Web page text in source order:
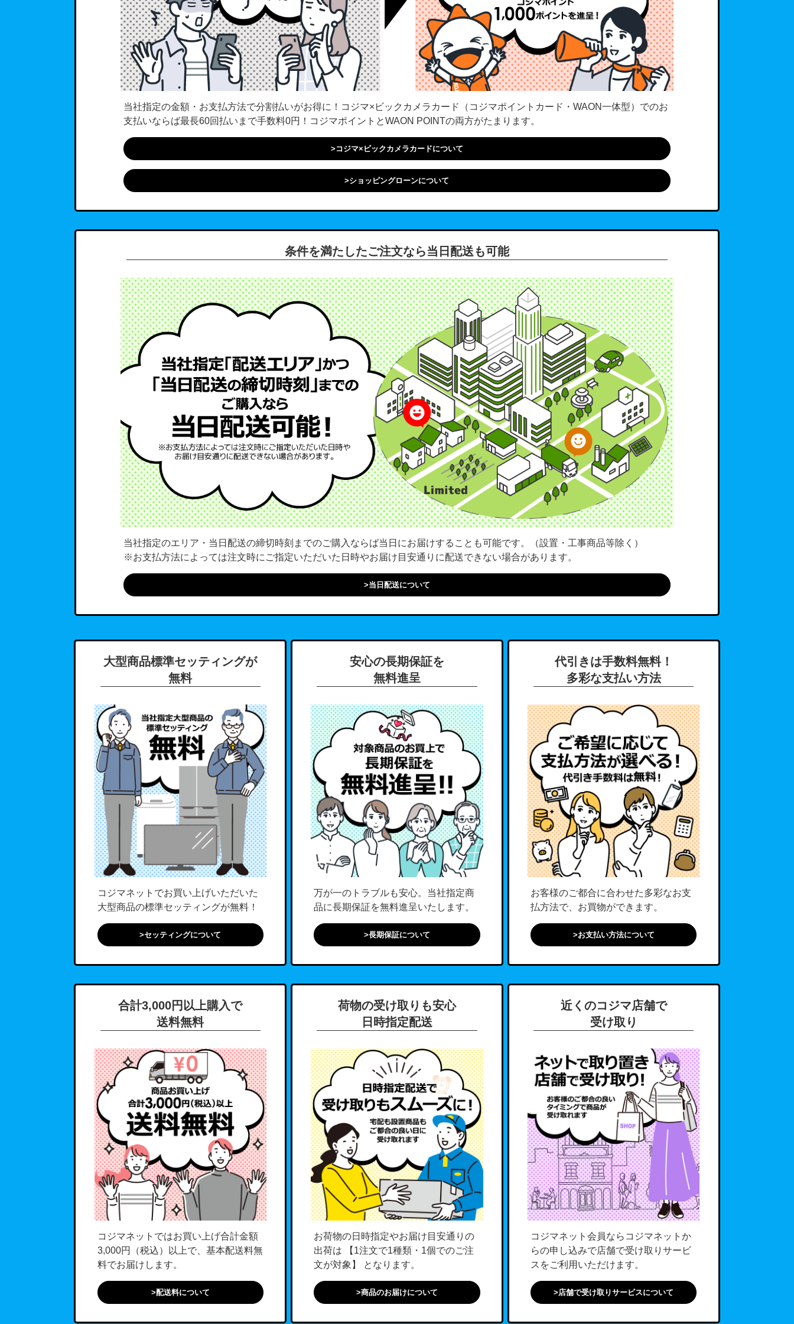
当社指定の金額・お支払方法で分割払いがお得に！コジマ×ビックカメラカード（コジマポイントカード・WAON一体型）でのお
支払いならば最長60回払いまで手数料0円！コジマポイントとWAON POINTの両方がたまります。
>コジマ×ビックカメラカードについて
>ショッピングローンについて
条件を満たしたご注文なら当日配送も可能
当社指定のエリア・当日配送の締切時刻までのご購入ならば当日にお届けすることも可能です。（設置・工事商品等除く）
※お支払方法によっては注文時にご指定いただいた日時やお届け目安通りに配送できない場合があります。
>当日配送について
大型商品標準セッティングが
無料
コジマネットでお買い上げいただいた
大型商品の標準セッティングが無料！
>セッティングについて
安心の長期保証を
無料進呈
万が一のトラブルも安心。当社指定商
品に長期保証を無料進呈いたします。
>長期保証について
代引きは手数料無料！
多彩な支払い方法
お客様のご都合に合わせた多彩なお支
払方法で、お買物ができます。
>お支払い方法について
合計3,000円以上購入で
送料無料
コジマネットではお買い上げ合計金額
3,000円（税込）以上で、基本配送料無
料でお届けします。
>配送料について
荷物の受け取りも安心
日時指定配送
お荷物の日時指定やお届け目安通りの
出荷は 【1注文で1種類・1個でのご注
文が対象】 となります。
>商品のお届けについて
近くのコジマ店舗で
受け取り
コジマネット会員ならコジマネットか
らの申し込みで店舗で受け取りサービ
スをご利用いただけます。
>店舗で受け取りサービスについて